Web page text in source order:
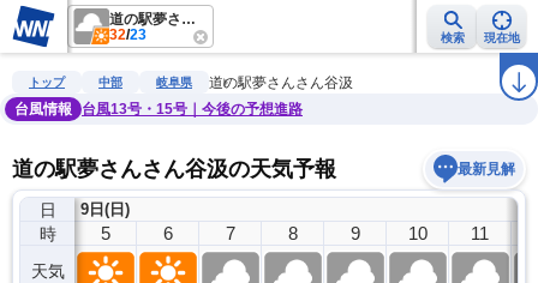
道の駅夢さんさん谷汲
32/23 検索 現在地
雨雲レーダー 台風情報 地震情報 警報・注意報 ラ
トップ 中部 岐阜県
道の駅夢さんさん谷汲
台風情報
台風13号・15号｜今後の予想進路
道の駅夢さんさん谷汲の天気予報 最新見解
日
時
天気
9日(日)
4 5 6 7 8 9 10 11